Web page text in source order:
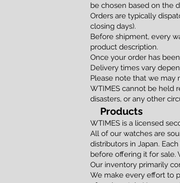
be chosen based on the
Orders are typically
closing days).
Before shipment, every
product description.
Once your order has
Delivery times vary
Please note that we may
WTIMES cannot be held
disasters, or any other
Products
WTIMES is a licensed
All of our watches are
distributors in Japan.
before offering it for sale.
Our inventory primarily
We make every effort to